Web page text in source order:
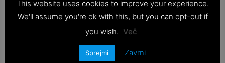
This website uses cookies to improve your experience.
We'll assume you're ok with this, but you can opt-out if
you wish. Več
Sprejmi Zavrni